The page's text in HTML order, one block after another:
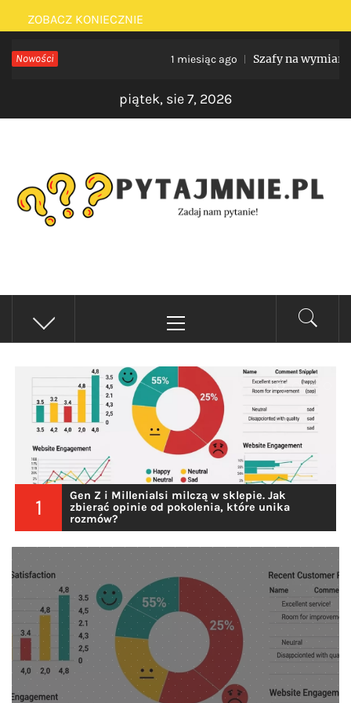
Skip
to
content
ZOBACZ KONIECZNIE
Nowości 1 miesiąc ago Szafy na wymiar do
piątek, sie 7, 2026
PYTAJMNIE.PL
Zadaj nam pytanie!
Menu
1
Gen Z i Millenialsi milczą w sklepie. Jak
zbierać opinie od pokolenia, które unika
rozmów?